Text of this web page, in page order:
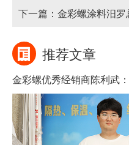
下一篇： 金彩螺涂料汨
市场300万业绩传奇？
推荐文章
金彩螺优秀经销商陈利武